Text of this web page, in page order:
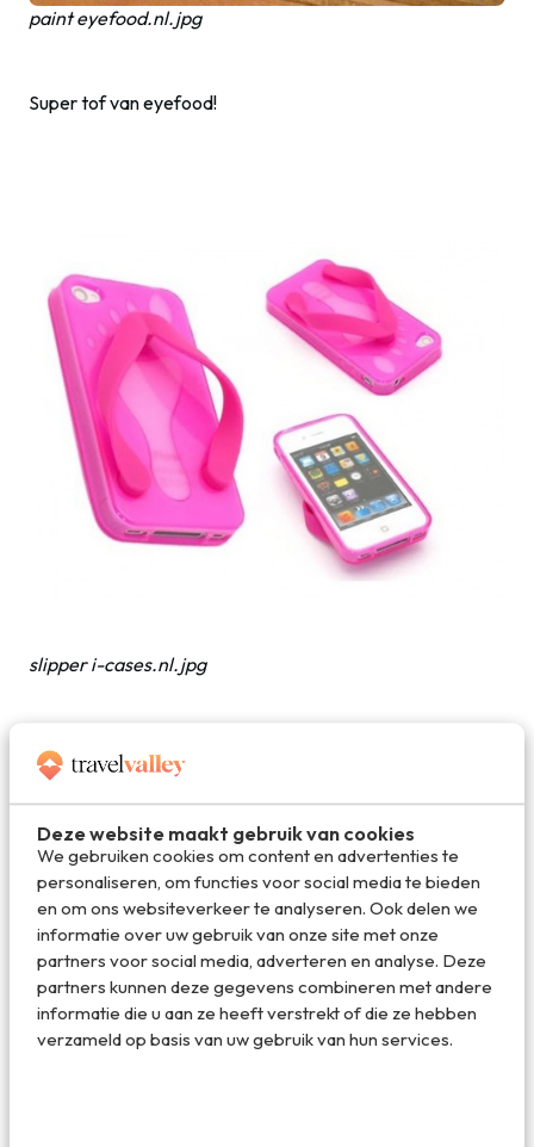
Deze website maakt gebruik van cookies
We gebruiken cookies om content en advertenties te
personaliseren, om functies voor social media te bieden
en om ons websiteverkeer te analyseren. Ook delen we
informatie over uw gebruik van onze site met onze
partners voor social media, adverteren en analyse. Deze
partners kunnen deze gegevens combineren met andere
informatie die u aan ze heeft verstrekt of die ze hebben
verzameld op basis van uw gebruik van hun services.
paint eyefood.nl.jpg
Super tof van eyefood!
slipper i-cases.nl.jpg
Dubbel functioneel van